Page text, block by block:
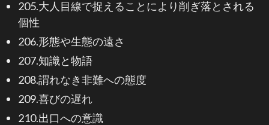
205.大人目線で捉えることにより削ぎ落とされる
個性
206.形態や生態の遠さ
207.知識と物語
208.謂れなき非難への態度
209.喜びの遅れ
210.出口への意識